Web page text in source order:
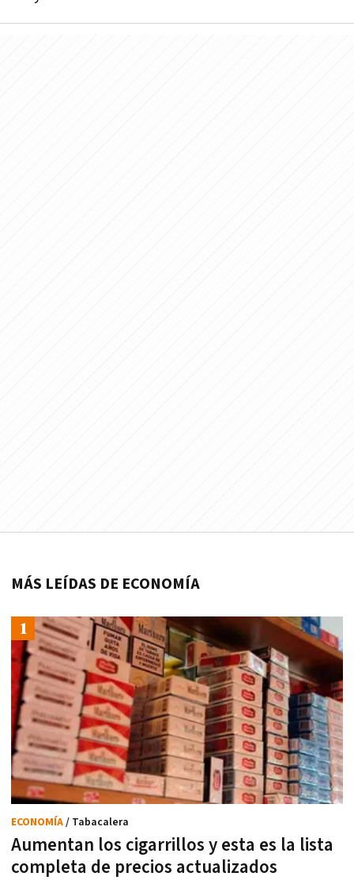
MÁS LEÍDAS DE ECONOMÍA
Aumentan los cigarrillos y esta es la lista
completa de precios actualizados
ECONOMÍA/ Tabacalera